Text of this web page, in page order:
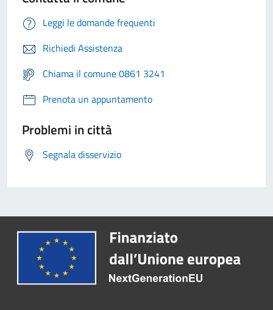
Leggi le domande frequenti
Richiedi Assistenza
Chiama il comune 0861 3241
Prenota un appuntamento
Problemi in città
Segnala disservizio